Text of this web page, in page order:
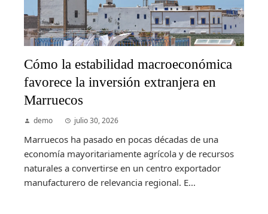
Cómo la estabilidad macroeconómica
favorece la inversión extranjera en
Marruecos
demo julio 30, 2026
Marruecos ha pasado en pocas décadas de una
economía mayoritariamente agrícola y de recursos
naturales a convertirse en un centro exportador
manufacturero de relevancia regional. E...